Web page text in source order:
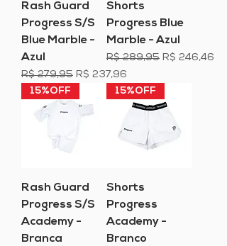
Rash Guard
Progress S/S
Blue Marble -
Azul
Preço normal
R$ 279,95 Preço promocional
R$ 237,96
Shorts
Progress Blue
Marble - Azul
Preço normal
R$ 289,95 Preço
R$ 246,46
15%OFF
Rash Guard
Progress S/S
Academy -
Branca
15%OFF
Shorts
Progress
Academy -
Branco